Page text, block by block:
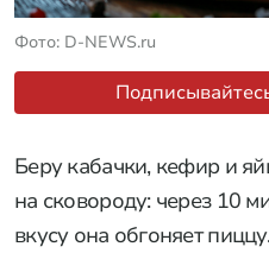
Фото: D-NEWS.ru
Беру кабачки, кефир и
на сковороду: через 10
вкусу она обгоняет